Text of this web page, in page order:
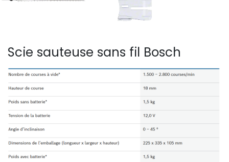
Scie sauteuse sans fil Bosch